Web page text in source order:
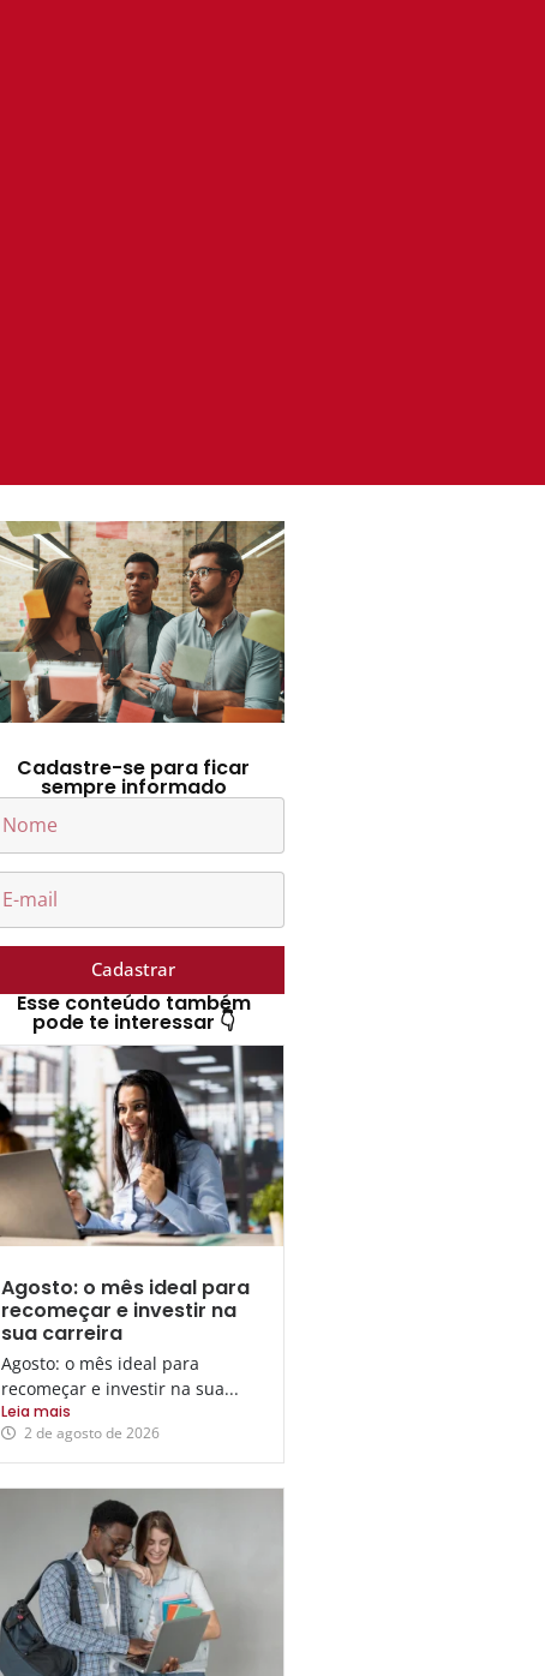
Cadastre-se para ficar
sempre informado
Cadastrar
Esse conteúdo também
pode te interessar 👇
Agosto: o mês ideal para
recomeçar e investir na
sua carreira
Agosto: o mês ideal para
recomeçar e investir na sua...
Leia mais
2 de agosto de 2026